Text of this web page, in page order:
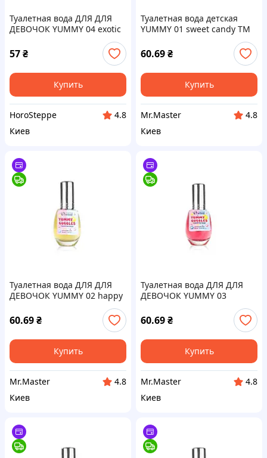
Туалетная вода ДЛЯ ДЛЯ
ДЕВОЧОК YUMMY 04 exotic
57₴
Купить
HoroSteppe
4.8
Киев
Туалетная вода детская
YUMMY 01 sweet candy ТМ
60.69₴
Купить
Mr.Master
4.8
Киев
Туалетная вода ДЛЯ ДЛЯ
ДЕВОЧОК YUMMY 02 happy
60.69₴
Купить
Mr.Master
4.8
Киев
Туалетная вода ДЛЯ ДЛЯ
ДЕВОЧОК YUMMY 03
lollipop ТМ Colour Intense
60.69₴
Купить
Mr.Master
4.8
Киев